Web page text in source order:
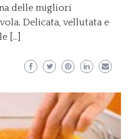
delle migliori
Delicata, vellutata e
[…]